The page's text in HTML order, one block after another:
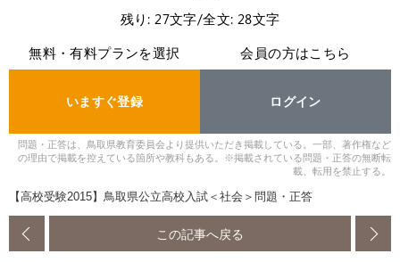
残り: 27文字/全文: 28文字
無料・有料プランを選択
いますぐ登録
会員の方はこちら
ログイン
問題・正答は、鳥取県教育委員会より提供いただき掲載している。一部、著作権など
の理由で掲載を控えている箇所や教科もある。※掲載されている問題・正答の無断転
載、転用を禁止する。
【高校受験2015】鳥取県公立高校入試＜社会＞問題・正答
この記事へ戻る